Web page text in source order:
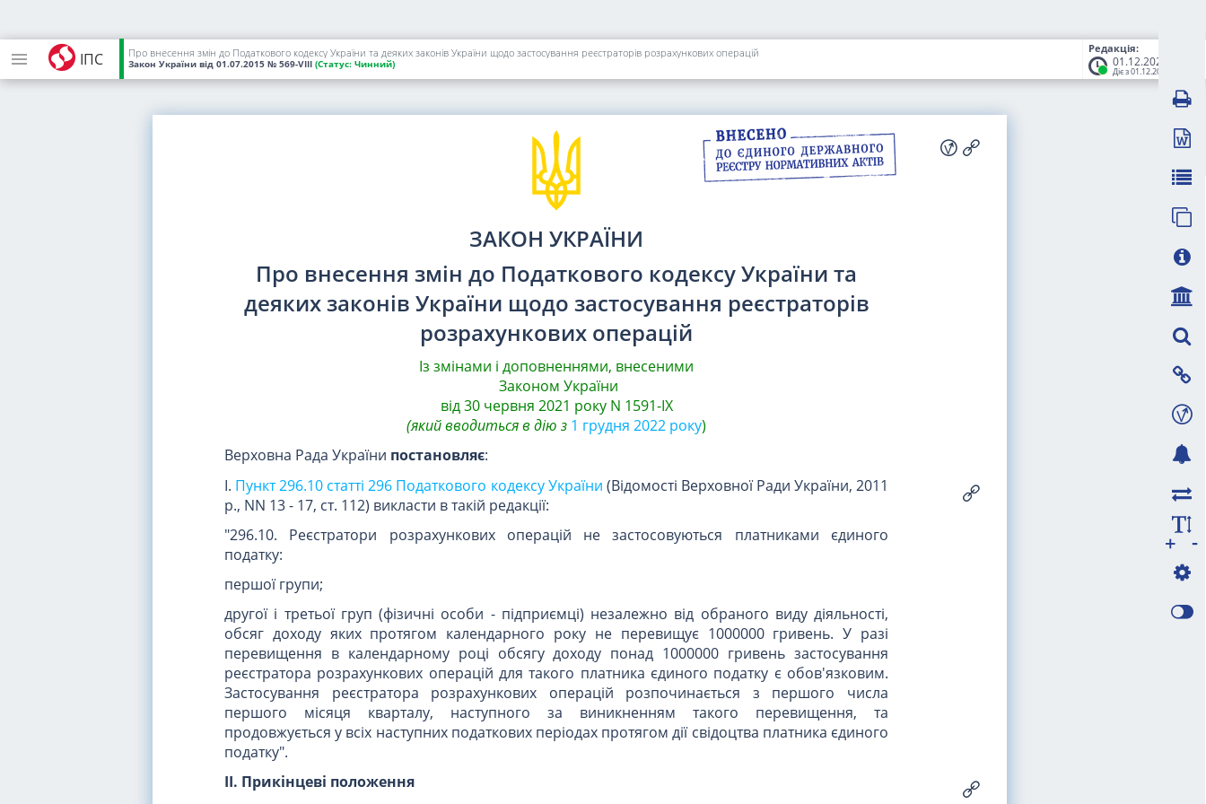
ІПС
Редакція:
01.12.2022
Діє з 01.12.2022
Про внесення змін до Податкового кодексу України та деяких законів України щодо застосування реєстраторів розрахункових операцій
Закон України від 01.07.2015 № 569-VIII (Статус: Чинний)
ЗАКОН УКРАЇНИ
Про внесення змін до Податкового кодексу України та
деяких законів України щодо застосування реєстраторів
розрахункових операцій
Із змінами і доповненнями, внесеними
Законом України
від 30 червня 2021 року N 1591-IX
(який вводиться в дію з 1 грудня 2022 року)
Верховна Рада України постановляє:
I. Пункт 296.10 статті 296 Податкового кодексу України (Відомості Верховної Ради України, 2011
р., NN 13 - 17, ст. 112) викласти в такій редакції:
"296.10. Реєстратори розрахункових операцій не застосовуються платниками єдиного
податку:
першої групи;
другої і третьої груп (фізичні особи - підприємці) незалежно від обраного виду діяльності,
обсяг доходу яких протягом календарного року не перевищує 1000000 гривень. У разі
перевищення в календарному році обсягу доходу понад 1000000 гривень застосування
реєстратора розрахункових операцій для такого платника єдиного податку є обов'язковим.
Застосування реєстратора розрахункових операцій розпочинається з першого числа
першого місяця кварталу, наступного за виникненням такого перевищення, та
продовжується у всіх наступних податкових періодах протягом дії свідоцтва платника єдиного
податку".
II. Прикінцеві положення
-
+